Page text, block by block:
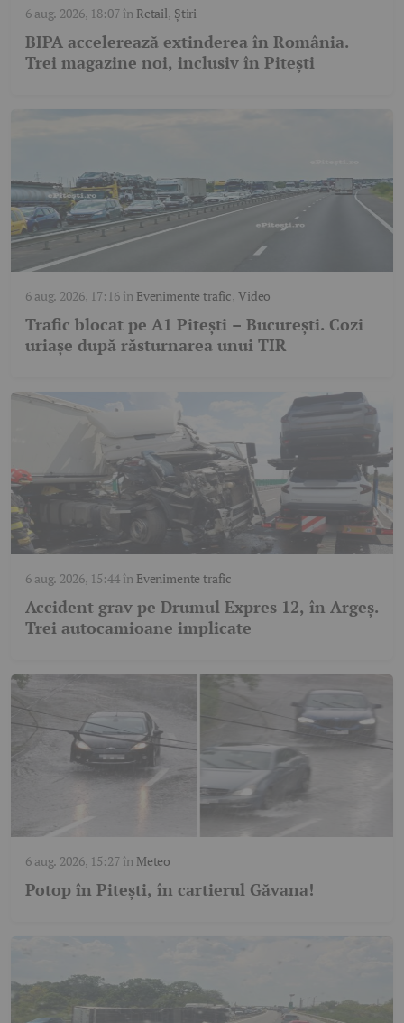
6 aug. 2026, 18:07în Retail, Știri
BIPA accelerează extinderea în România.
Trei magazine noi, inclusiv în Pitești
6 aug. 2026, 17:16în Evenimente trafic,Video
Trafic blocat pe A1 Pitești – București. Cozi
uriașe după răsturnarea unui TIR
6 aug. 2026, 15:44în Evenimente trafic
Accident grav pe Drumul Expres 12, în Argeș.
Trei autocamioane implicate
6 aug. 2026, 15:27în Meteo
Potop în Pitești, în cartierul Găvana!